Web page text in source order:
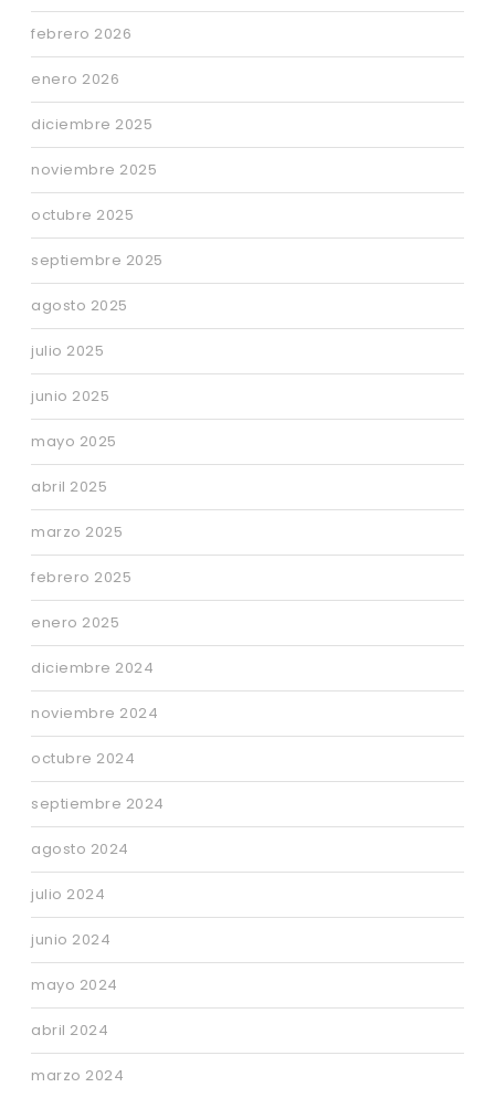
febrero 2026
enero 2026
diciembre 2025
noviembre 2025
octubre 2025
septiembre 2025
agosto 2025
julio 2025
junio 2025
mayo 2025
abril 2025
marzo 2025
febrero 2025
enero 2025
diciembre 2024
noviembre 2024
octubre 2024
septiembre 2024
agosto 2024
julio 2024
junio 2024
mayo 2024
abril 2024
marzo 2024